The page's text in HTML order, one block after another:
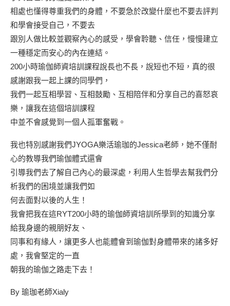
相處也懂得尊重我們的身體，不要急於改變什麼也不要去評判
和學會接受自己，不要去
跟別人做比較並觀察內心的感受，學會聆聽、信任，慢慢建立
一種穩定而安心的內在連結。
200小時瑜伽師資培訓課程說長也不長，說短也不短，真的很
感謝跟我一起上課的同學們，
我們一起互相學習、互相鼓勵、互相陪伴和分享自己的喜怒哀
樂，讓我在這個培訓課程
中並不會感覺到一個人孤軍奮戰。
我也特別感謝我們JYOGA樂活瑜珈的Jessica老師，她不僅耐
心的教導我們瑜伽體式還會
引導我們去了解自己內心的最深處，利用人生哲學去幫我們分
析我們的困境並讓我們如
何去面對以後的人生！
我會把我在這RYT200小時的瑜伽師資培訓所學到的知識分享
給我身邊的親朋好友、
同事和有緣人，讓更多人也能體會到瑜伽對身體帶來的諸多好
處，我會堅定的一直
朝我的瑜伽之路走下去！
By 瑜珈老師Xialy